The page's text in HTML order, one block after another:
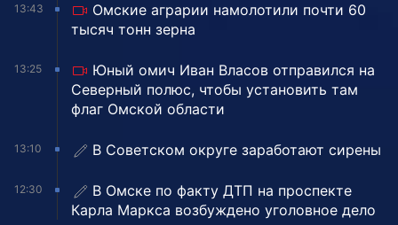
13:43
Омские аграрии намолотили почти 60
тысяч тонн зерна
13:25
Юный омич Иван Власов отправился на
Северный полюс, чтобы установить там
флаг Омской области
13:10 В Советском округе заработают сирены
12:30
В Омске по факту ДТП на проспекте
Карла Маркса возбуждено уголовное дело